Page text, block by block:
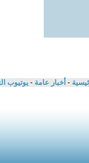
- أخبار عامة - يوتيوب